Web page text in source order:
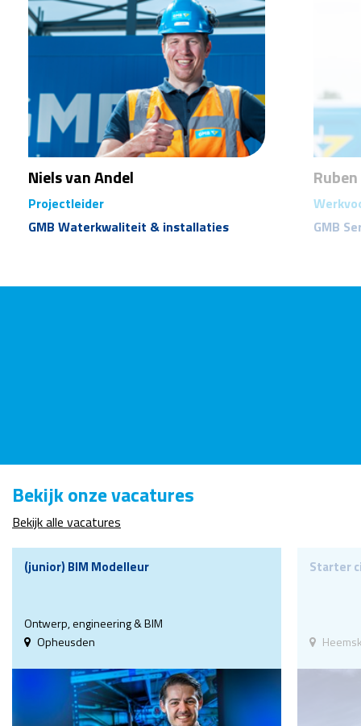
Niels van Andel
Projectleider
GMB Waterkwaliteit & installaties
GMB
Bekijk onze vacatures
Bekijk alle vacatures
(junior) BIM Modelleur
Ontwerp, engineering & BIM
Opheusden
Starter